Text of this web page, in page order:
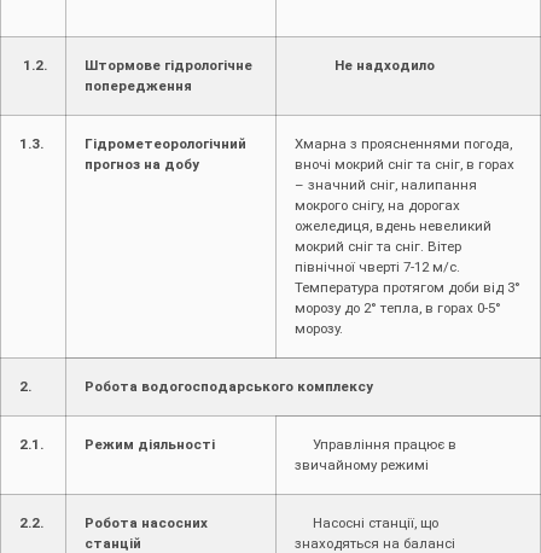
1.2.
Штормове гідрологічне
попередження
Не надходило
1.3.
Гідрометеорологічний
прогноз на добу
Хмарна з проясненнями погода,
вночі мокрий сніг та сніг, в горах
– значний сніг, налипання
мокрого снігу, на дорогах
ожеледиця, вдень невеликий
мокрий сніг та сніг. Вітер
північної чверті 7-12 м/с.
Температура протягом доби від 3°
морозу до 2° тепла, в горах 0-5°
морозу.
2. Робота водогосподарського комплексу
2.1. Режим діяльності
Управління працює в
звичайному режимі
2.2.
Робота насосних
станцій
Насосні станції, що
знаходяться на балансі